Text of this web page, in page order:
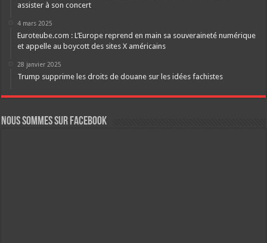
assister à son concert
4 mars 2025
Euroteube.com : L’Europe reprend en main sa souveraineté numérique
et appelle au boycott des sites X américains
28 janvier 2025
Trump supprime les droits de douane sur les idées fachistes
Nous sommes sur FaceBook